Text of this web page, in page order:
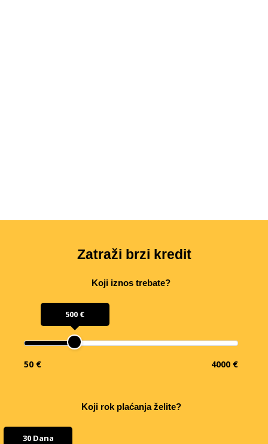
Zatraži brzi kredit
Koji iznos trebate?
500 €
50 € 4000 €
Koji rok plaćanja želite?
30 Dana